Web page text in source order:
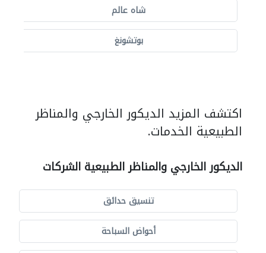
شاه عالم
بوتشونغ
اكتشف المزيد الديكور الخارجي والمناظر
الطبيعية الخدمات.
الديكور الخارجي والمناظر الطبيعية الشركات
تنسيق حدائق
أحواض السباحة